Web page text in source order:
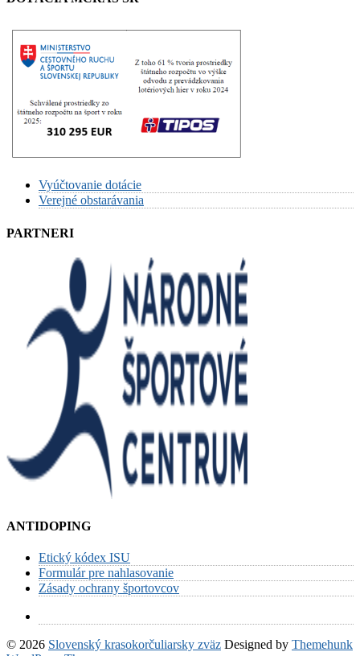
Vyúčtovanie dotácie
Verejné obstarávania
PARTNERI
ANTIDOPING
Etický kódex ISU
Formulár pre nahlasovanie
Zásady ochrany športovcov
© 2026 Slovenský krasokorčuliarsky zväz Designed by Themehunk